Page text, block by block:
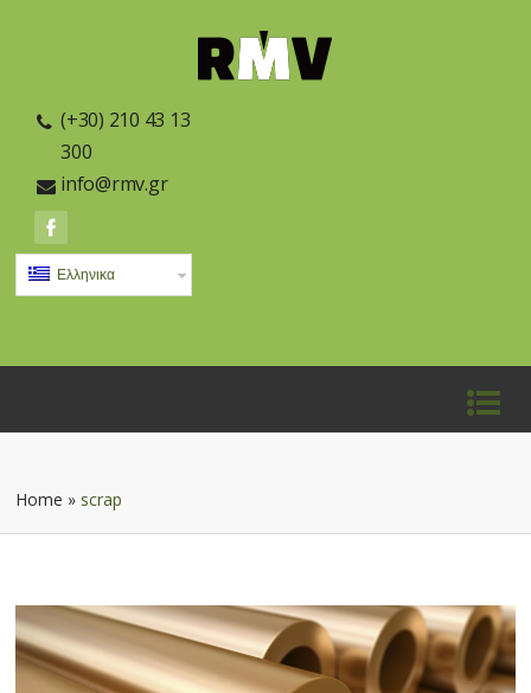
(+30) 210 43 13
300
info@rmv.gr
Ελληνικα
Home » scrap